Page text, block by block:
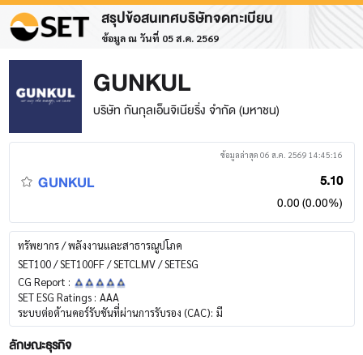
สรุปข้อสนเทศบริษัทจดทะเบียน
ข้อมูล ณ วันที่ 05 ส.ค. 2569
GUNKUL
บริษัท กันกุลเอ็นจิเนียริ่ง จำกัด (มหาชน)
ข้อมูลล่าสุด 06 ส.ค. 2569 14:45:16
GUNKUL 5.10
0.00 (0.00%)
ทรัพยากร / พลังงานและสาธารณูปโภค
SET100 / SET100FF / SETCLMV / SETESG
CG Report :
SET ESG Ratings : AAA
ระบบต่อต้านคอร์รับชันที่ผ่านการรับรอง (CAC): มี
ลักษณะธุรกิจ